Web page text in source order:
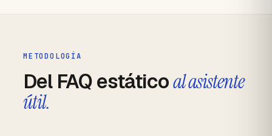
METODOLOGÍA
Del FAQ estáticoal asistente
útil.